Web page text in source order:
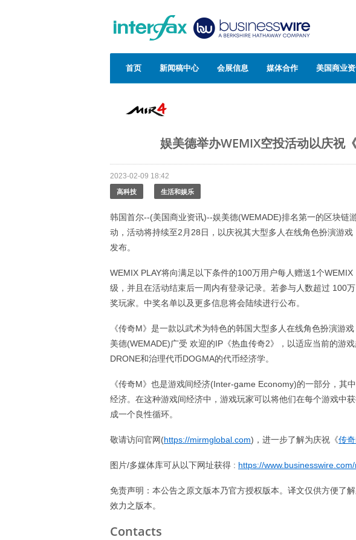
首页 新闻稿中心 会展信息 媒体合作 美国商业
娱美德举办WEMIX空投活动以庆祝
2023-02-09 18:42
高科技 生活和娱乐
韩国首尔--(美国商业资讯)--娱美德(WEMADE)排名第一的区块链
动，活动将持续至2月28日，以庆祝其大型多人在线角色扮演游
发布。
WEMIX PLAY将向满足以下条件的100万用户每人赠送1个
级，并且在活动结束后一周内有登录记录。若参与人数超过 100
奖玩家。中奖名单以及更多信息将会陆续进行公布。
《传奇M》是一款以武术为特色的韩国大型多人在线角色扮演游
美德(WEMADE)广受 欢迎的IP《热血传奇2》，以适应当前的游
DRONE和治理代币DOGMA的代币经济学。
《传奇M》也是游戏间经济(Inter-game Economy)的一部分，其
经济。在这种游戏间经济中，游戏玩家可以将他们在每个游戏中
成一个良性循环。
敬请访问官网(https://mirmglobal.com)，进一步了解为庆祝《传
图片/多媒体库可从以下网址获得 : https://
免责声明：本公告之原文版本乃官方授权版本。译文仅供方便了
效力之版本。
Contacts